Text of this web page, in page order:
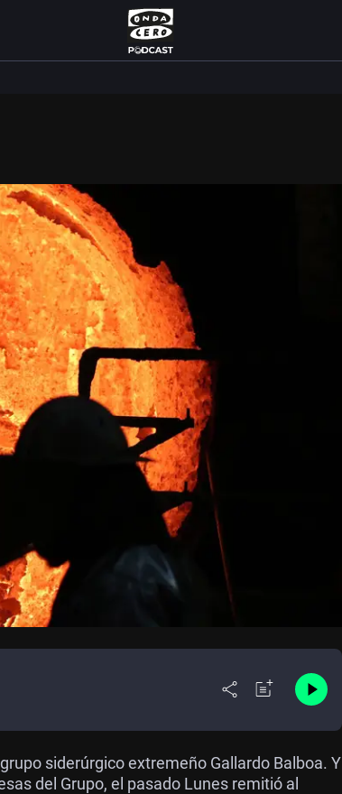
siderúrgico extremeño Gallardo Balboa. Y
del Grupo, el pasado Lunes remitió al